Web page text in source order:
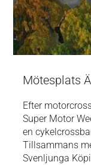
Mötesplats
Efter
Super Motor
en
Tillsammans
Svenljunga